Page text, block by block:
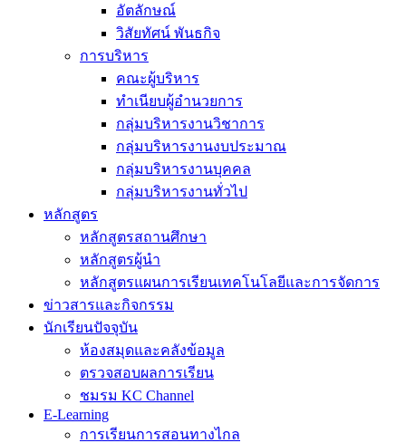
อัตลักษณ์
วิสัยทัศน์ พันธกิจ
การบริหาร
คณะผู้บริหาร
ทำเนียบผู้อำนวยการ
กลุ่มบริหารงานวิชาการ
กลุ่มบริหารงานงบประมาณ
กลุ่มบริหารงานบุคคล
กลุ่มบริหารงานทั่วไป
หลักสูตร
หลักสูตรสถานศึกษา
หลักสูตรผู้นำ
หลักสูตรแผนการเรียนเทคโนโลยีและการจัดการ
ข่าวสารและกิจกรรม
นักเรียนปัจจุบัน
ห้องสมุดและคลังข้อมูล
ตรวจสอบผลการเรียน
ชมรม KC Channel
E-Learning
การเรียนการสอนทางไกล